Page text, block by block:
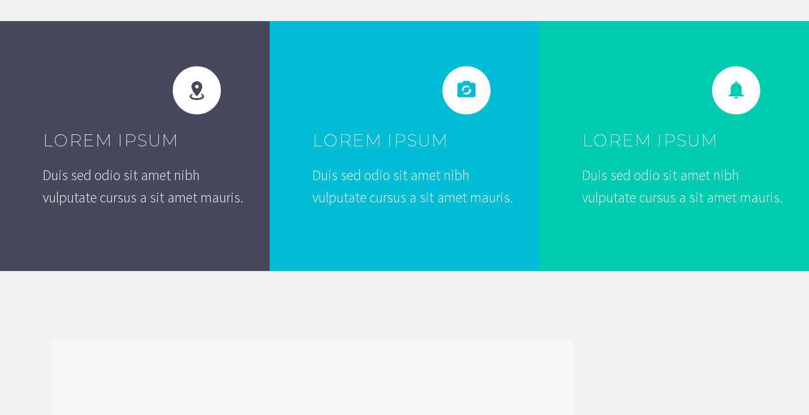


LOREM IPSUM
Duis sed odio sit amet nibh
vulputate cursus a sit amet mauris.


LOREM IPSUM
Duis sed odio sit amet nibh
vulputate cursus a sit amet mauris.


LOREM IPSUM
Duis sed odio sit amet nibh
vulputate cursus a sit amet mauris.